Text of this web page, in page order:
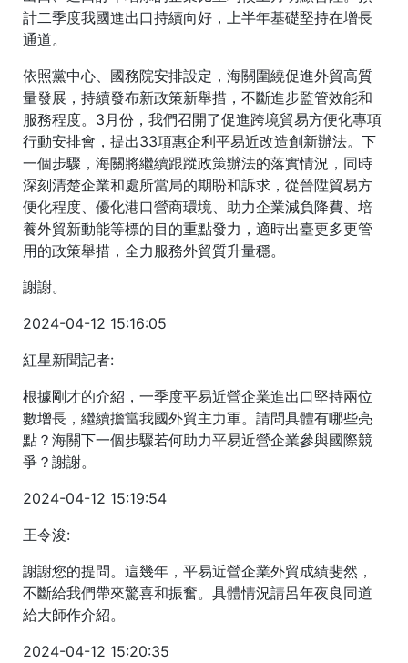
計二季度我國進出口持續向好，上半年基礎堅持在增長
通道。
依照黨中心、國務院安排設定，海關圍繞促進外貿高質
量發展，持續發布新政策新舉措，不斷進步監管效能和
服務程度。3月份，我們召開了促進跨境貿易方便化專項
行動安排會，提出33項惠企利平易近改造創新辦法。下
一個步驟，海關將繼續跟蹤政策辦法的落實情況，同時
深刻清楚企業和處所當局的期盼和訴求，從晉陞貿易方
便化程度、優化港口營商環境、助力企業減負降費、培
養外貿新動能等標的目的重點發力，適時出臺更多更管
用的政策舉措，全力服務外貿質升量穩。
謝謝。
2024-04-12 15:16:05
紅星新聞記者:
根據剛才的介紹，一季度平易近營企業進出口堅持兩位
數增長，繼續擔當我國外貿主力軍。請問具體有哪些亮
點？海關下一個步驟若何助力平易近營企業參與國際競
爭？謝謝。
2024-04-12 15:19:54
王令浚:
謝謝您的提問。這幾年，平易近營企業外貿成績斐然，
不斷給我們帶來驚喜和振奮。具體情況請呂年夜良同道
給大師作介紹。
2024-04-12 15:20:35